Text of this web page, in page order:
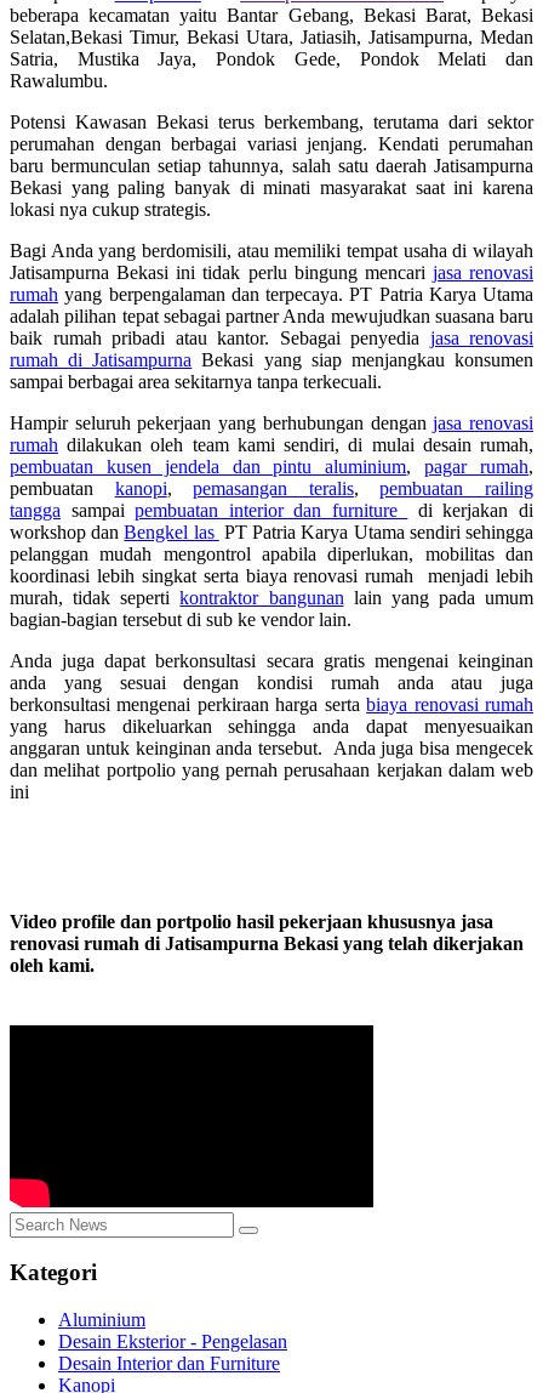
beberapa kecamatan yaitu Bantar Gebang, Bekasi Barat, Bekasi
Selatan,Bekasi Timur, Bekasi Utara, Jatiasih, Jatisampurna, Medan
Satria, Mustika Jaya, Pondok Gede, Pondok Melati dan
Rawalumbu.
Potensi Kawasan Bekasi terus berkembang, terutama dari sektor
perumahan dengan berbagai variasi jenjang. Kendati perumahan
baru bermunculan setiap tahunnya, salah satu daerah Jatisampurna
Bekasi yang paling banyak di minati masyarakat saat ini karena
lokasi nya cukup strategis.
Bagi Anda yang berdomisili, atau memiliki tempat usaha di wilayah
Jatisampurna Bekasi ini tidak perlu bingung mencari jasa renovasi
rumah yang berpengalaman dan terpecaya. PT Patria Karya Utama
adalah pilihan tepat sebagai partner Anda mewujudkan suasana baru
baik rumah pribadi atau kantor. Sebagai penyedia jasa renovasi
rumah di Jatisampurna Bekasi yang siap menjangkau konsumen
sampai berbagai area sekitarnya tanpa terkecuali.
Hampir seluruh pekerjaan yang berhubungan denganjasa renovasi
rumah dilakukan oleh team kami sendiri, di mulai desain rumah,
pembuatan kusen jendela dan pintu aluminium,pagar rumah,
pembuatan kanopi,pemasangan teralis,pembuatan railing
tangga sampaipembuatan interior dan furniture
di kerjakan di
workshop danBengkel las PT Patria Karya Utama sendiri sehingga
pelanggan mudah mengontrol apabila diperlukan, mobilitas dan
koordinasi lebih singkat serta biaya renovasi rumah menjadi lebih
murah, tidak sepertikontraktor bangunan lain yang pada umum
bagian-bagian tersebut di sub ke vendor lain.
Anda juga dapat berkonsultasi secara gratis mengenai keinginan
anda yang sesuai dengan kondisi rumah anda atau juga
berkonsultasi mengenai perkiraan harga sertabiaya renovasi rumah
yang harus dikeluarkan sehingga anda dapat menyesuaikan
anggaran untuk keinginan anda tersebut. Anda juga bisa mengecek
dan melihat portpolio yang pernah perusahaan kerjakan dalam web
ini
Video profile dan portpolio hasil pekerjaan khususnya jasa
renovasi rumah di Jatisampurna Bekasi yang telah dikerjakan
oleh kami.
Kategori
Aluminium
Desain Eksterior - Pengelasan
Desain Interior dan Furniture
Kanopi